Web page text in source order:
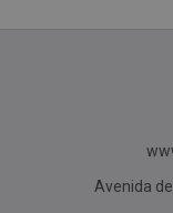
Avenida